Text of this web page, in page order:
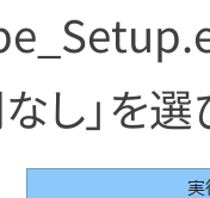
し」を選